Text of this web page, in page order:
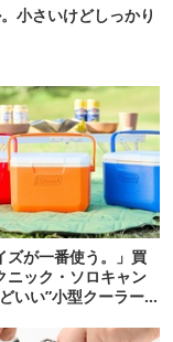
小さいけどしっかり
ズが一番使う。」買
ニック・ソロキャン
いい”小型クーラー